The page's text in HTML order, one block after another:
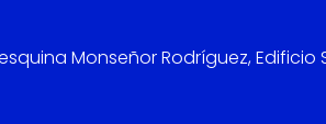
Monseñor Rodríguez,